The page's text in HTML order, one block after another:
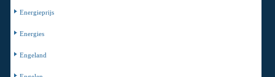
Energieprijs
Energies
Engeland